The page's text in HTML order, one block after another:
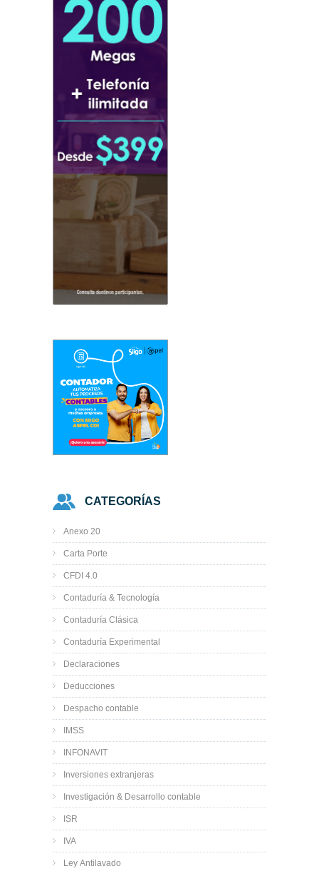
CATEGORÍAS
Anexo 20
Carta Porte
CFDI 4.0
Contaduría & Tecnología
Contaduría Clásica
Contaduría Experimental
Declaraciones
Deducciones
Despacho contable
IMSS
INFONAVIT
Inversiones extranjeras
Investigación & Desarrollo contable
ISR
IVA
Ley Antilavado